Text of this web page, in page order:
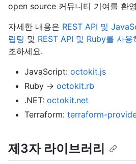
open source 커뮤니티 기여를 환
자세한 내용은 REST API 및
립팅 및 REST API 및 Ruby를 사용
조하세요.
JavaScript: octokit.js
Ruby → octokit.rb
.NET: octokit.net
Terraform: terraform-
제3자 라이브러리